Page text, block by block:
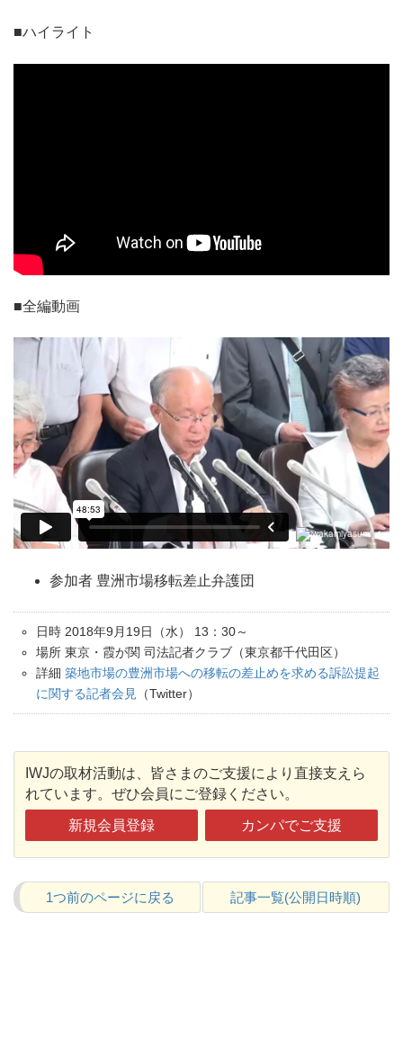
■ハイライト
■全編動画
参加者 豊洲市場移転差止弁護団
日時 2018年9月19日（水） 13：30～
場所 東京・霞が関 司法記者クラブ（東京都千代田区）
詳細 築地市場の豊洲市場への移転の差止めを求める訴訟提起
に関する記者会見 （Twitter）
IWJの取材活動は、皆さまのご支援により直接支えら
れています。ぜひ会員にご登録ください。
新規会員登録 カンパでご支援
1つ前のページに戻る 記事一覧(公開日時順)